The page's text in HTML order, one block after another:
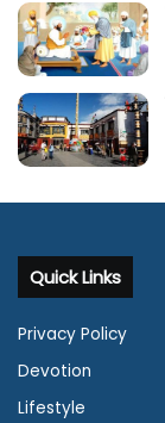
Quick Links
Privacy Policy
Devotion
Lifestyle